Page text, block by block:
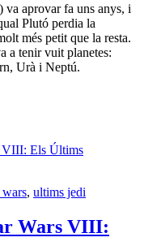
aprovar fa uns anys, i
Plutó perdia la
més petit que la resta.
a tenir vuit planetes:
Urà i Neptú.
wars, ultims jedi
Wars VIII: